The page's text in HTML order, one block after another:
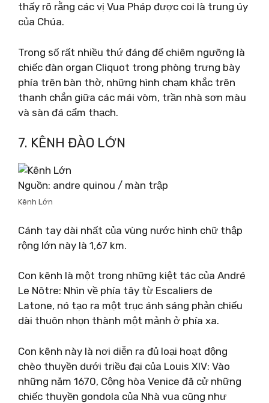
thấy rõ rằng các vị Vua Pháp được coi là trung úy
của Chúa.
Trong số rất nhiều thứ đáng để chiêm ngưỡng là
chiếc đàn organ Cliquot trong phòng trưng bày
phía trên bàn thờ, những hình chạm khắc trên
thanh chắn giữa các mái vòm, trần nhà sơn màu
và sàn đá cẩm thạch.
7. KÊNH ĐÀO LỚN
Nguồn: andre quinou / màn trập
Kênh Lớn
Cánh tay dài nhất của vùng nước hình chữ thập
rộng lớn này là 1,67 km.
Con kênh là một trong những kiệt tác của André
Le Nôtre: Nhìn về phía tây từ Escaliers de
Latone, nó tạo ra một trục ánh sáng phản chiếu
dài thuôn nhọn thành một mảnh ở phía xa.
Con kênh này là nơi diễn ra đủ loại hoạt động
chèo thuyền dưới triều đại của Louis XIV: Vào
những năm 1670, Cộng hòa Venice đã cử những
chiếc thuyền gondola của Nhà vua cũng như